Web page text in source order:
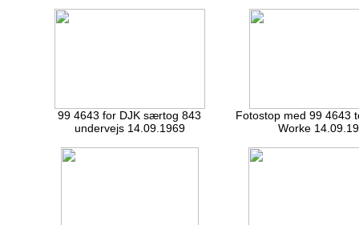
99 4643 for DJK særtog 843
undervejs 14.09.1969
Fotostop med 99 4643
Worke